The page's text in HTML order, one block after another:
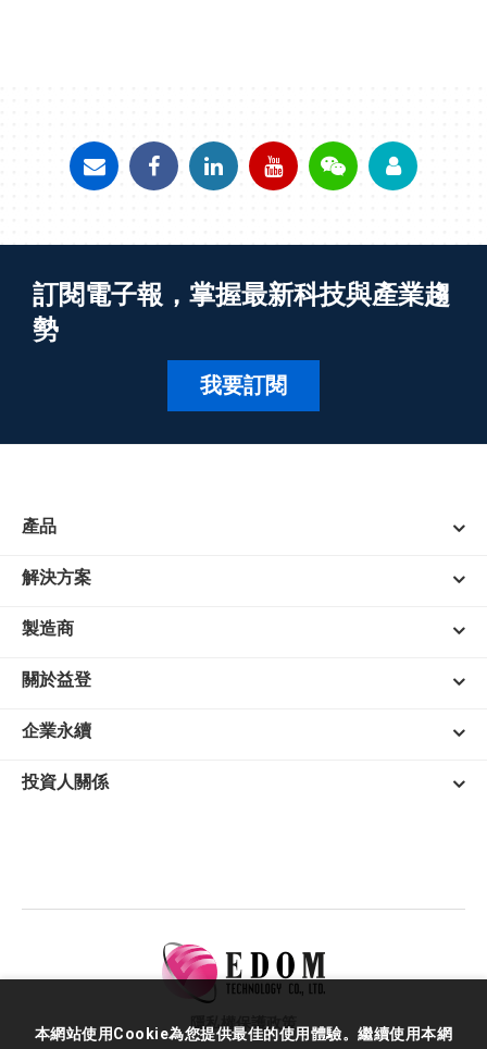
訂閱電子報，掌握最新科技與產業趨
勢
我要訂閱
產品
解決方案
製造商
關於益登
企業永續
投資人關係
隱私權保護政策
本網站使用Cookie為您提供最佳的使用體驗。繼續使用本網